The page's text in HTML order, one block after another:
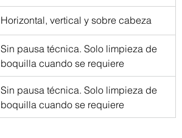
Horizontal, vertical y sobre cabeza
Sin pausa técnica. Solo limpieza de
boquilla cuando se requiere
Sin pausa técnica. Solo limpieza de
boquilla cuando se requiere